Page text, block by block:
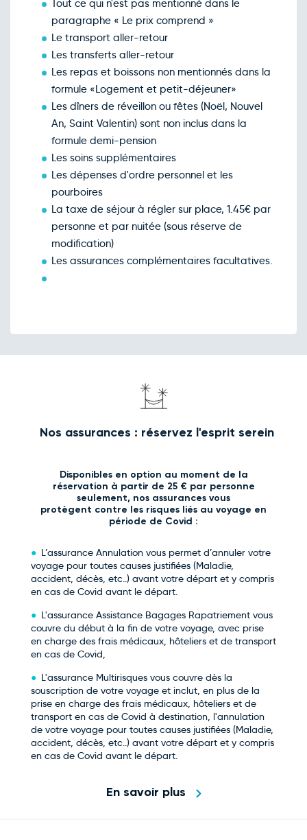
Tout ce qui n'est pas mentionné dans le
paragraphe « Le prix comprend »
Le transport aller-retour
Les transferts aller-retour
Les repas et boissons non mentionnés dans la
formule «Logement et petit-déjeuner»
Les dîners de réveillon ou fêtes (Noël, Nouvel
An, Saint Valentin) sont non inclus dans la
formule demi-pension
Les soins supplémentaires
Les dépenses d'ordre personnel et les
pourboires
La taxe de séjour à régler sur place, 1.45€ par
personne et par nuitée (sous réserve de
modification)
Les assurances complémentaires facultatives.
Nos assurances : réservez l'esprit serein
Disponibles en option au moment de la
réservation à partir de 25 € par personne
seulement, nos assurances vous
protègent contre les risques liés au voyage en
période de Covid :
L’assurance Annulation vous permet d’annuler votre
voyage pour toutes causes justifiées (Maladie,
accident, décès, etc..) avant votre départ et y compris
en cas de Covid avant le départ.
L'assurance Assistance Bagages Rapatriement vous
couvre du début à la fin de votre voyage, avec prise
en charge des frais médicaux, hôteliers et de transport
en cas de Covid,
L'assurance Multirisques vous couvre dès la
souscription de votre voyage et inclut, en plus de la
prise en charge des frais médicaux, hôteliers et de
transport en cas de Covid à destination, l'annulation
de votre voyage pour toutes causes justifiées (Maladie,
accident, décès, etc..) avant votre départ et y compris
en cas de Covid avant le départ.
En savoir plus